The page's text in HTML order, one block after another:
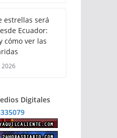
estrellas será
Ecuador:
cómo ver las
2026
Digitales